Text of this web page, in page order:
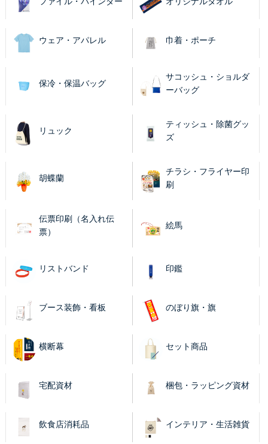
ウェア・アパレル 巾着・ポーチ
保冷・保温バッグ
サコッシュ・ショルダ
ーバッグ
リュック
ティッシュ・除菌グッ
ズ
胡蝶蘭
チラシ・フライヤー印
刷
伝票印刷（名入れ伝
票）
絵馬
リストバンド 印鑑
ブース装飾・看板 のぼり旗・旗
横断幕 セット商品
宅配資材 梱包・ラッピング資材
飲食店消耗品 インテリア・生活雑貨